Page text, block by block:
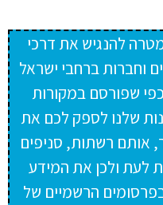
להנגיש את דרכי
וחברות ברחבי ישראל
שפורסם במקורות
שלנו לספק לכם את
אותם רשתות, סניפים
לעת ולכן את המידע
הרשמיים של